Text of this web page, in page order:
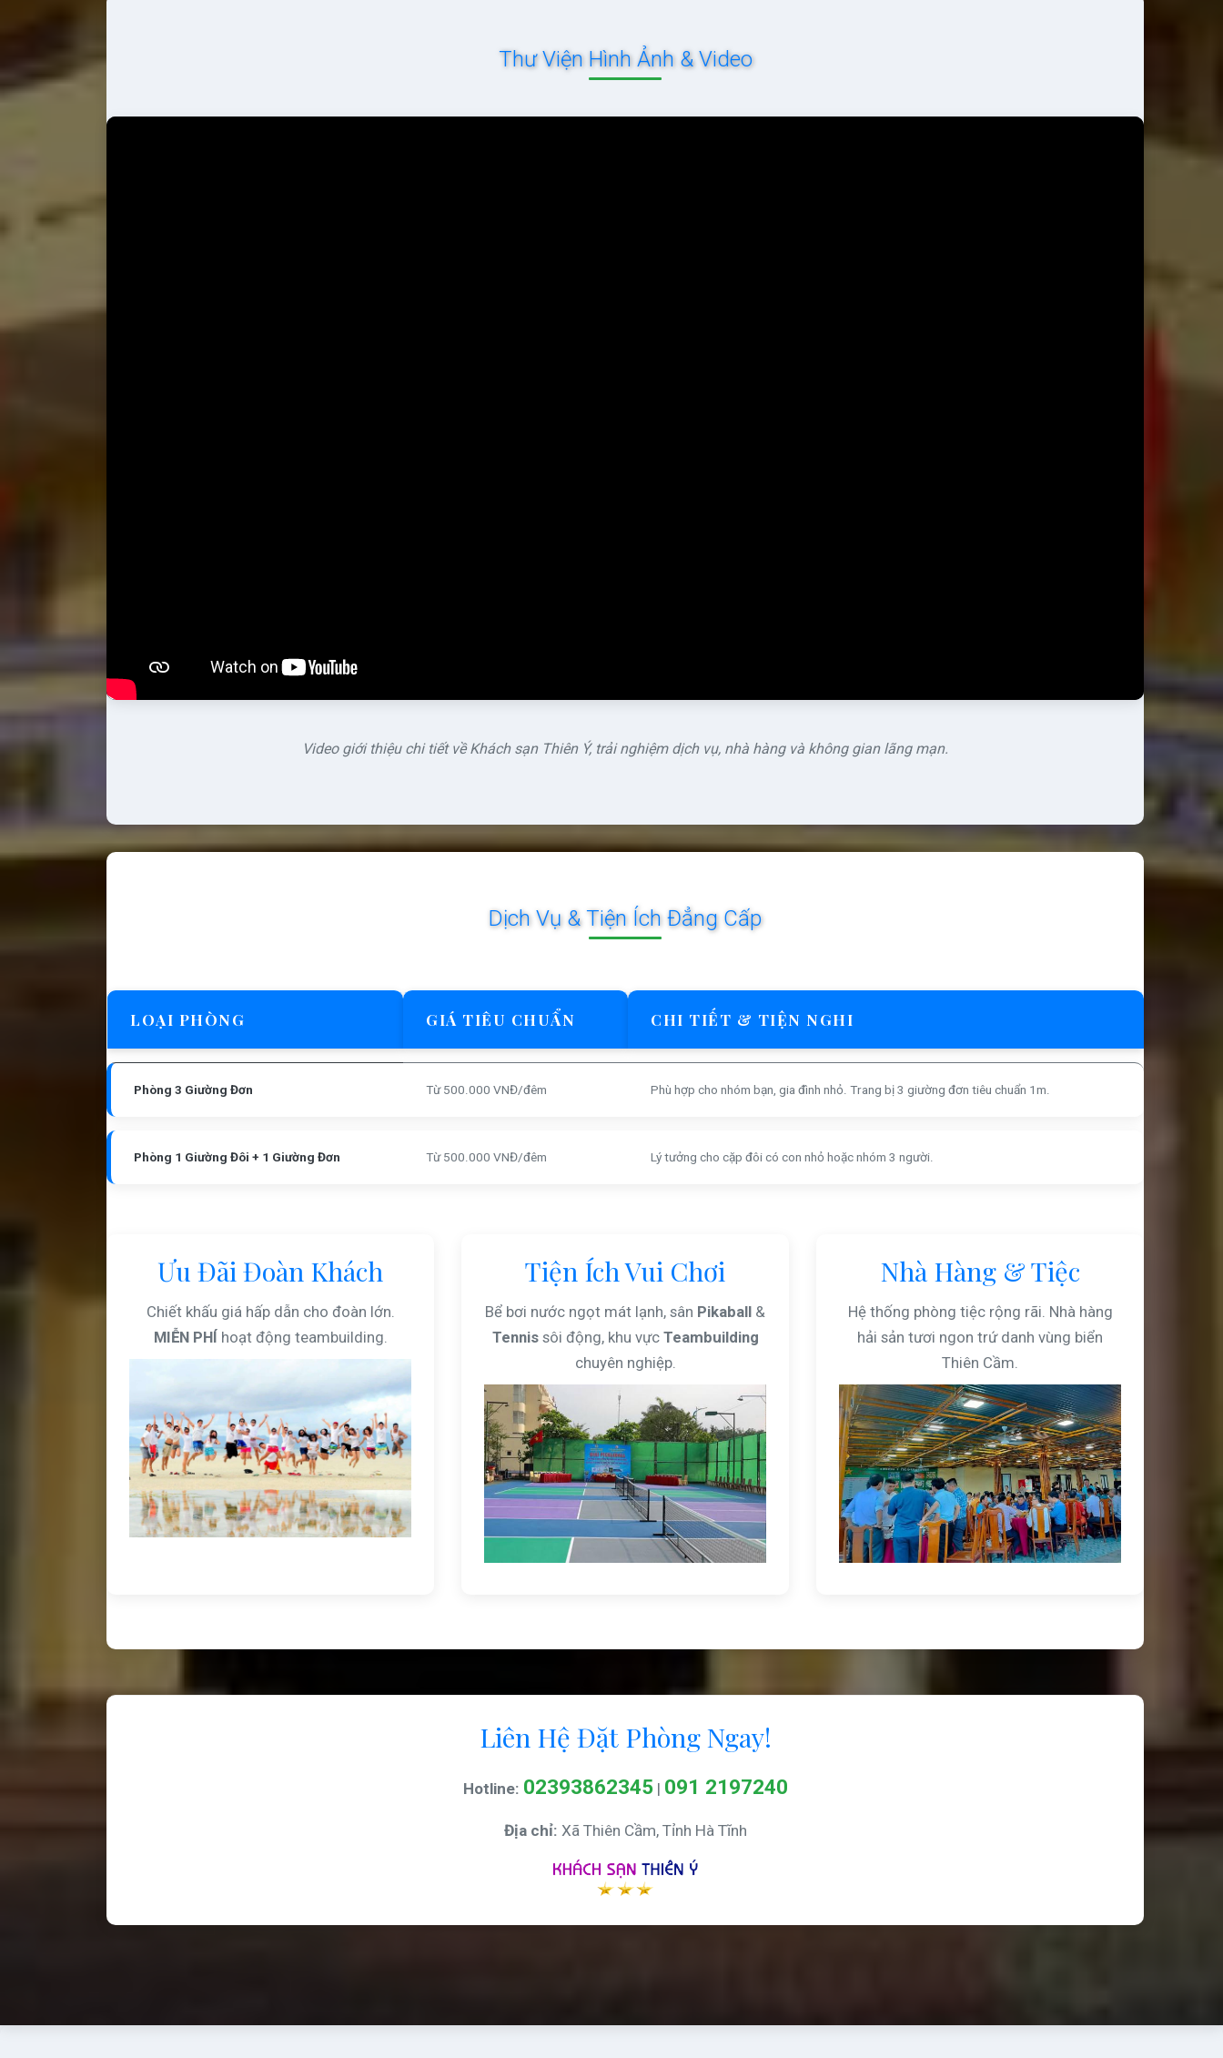
Thư Viện Hình Ảnh & Video
Video giới thiệu chi tiết về Khách sạn Thiên Ý, trải nghiệm dịch vụ, nhà hàng và không gian lãng mạn.
Dịch Vụ & Tiện Ích Đẳng Cấp
LOẠI PHÒNG GIÁ TIÊU CHUẨN CHI TIẾT & TIỆN NGHI
Phòng 3 Giường Đơn Từ 500.000 VNĐ/đêm Phù hợp cho nhóm bạn, gia đình nhỏ. Trang bị 3 giường đơn tiêu chuẩn 1m.
Phòng 1 Giường Đôi + 1 Giường Đơn Từ 500.000 VNĐ/đêm Lý tưởng cho cặp đôi có con nhỏ hoặc nhóm 3 người.
Ưu Đãi Đoàn Khách
Chiết khấu giá hấp dẫn cho đoàn lớn.
MIỄN PHÍ hoạt động teambuilding.
Tiện Ích Vui Chơi
Bể bơi nước ngọt mát lạnh, sân Pikaball &
Tennissôi động, khu vực Teambuilding
chuyên nghiệp.
Nhà Hàng & Tiệc
Hệ thống phòng tiệc rộng rãi. Nhà hàng
hải sản tươi ngon trứ danh vùng biển
Thiên Cầm.
Liên Hệ Đặt Phòng Ngay!
Hotline: 02393862345| 091 2197240
Địa chỉ: Xã Thiên Cầm, Tỉnh Hà Tĩnh